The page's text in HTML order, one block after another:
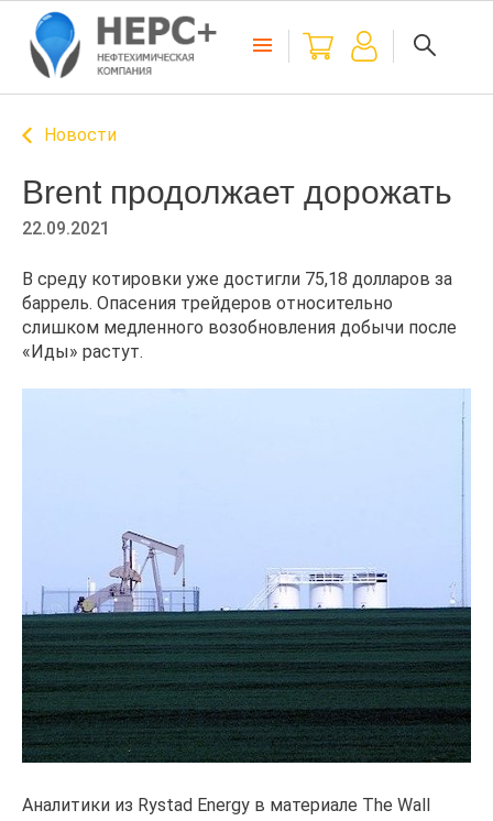
Новости
Brent продолжает дорожать
22.09.2021
В среду котировки уже достигли 75,18 долларов за
баррель. Опасения трейдеров относительно
слишком медленного возобновления добычи после
«Иды» растут.
Аналитики из Rystad Energy в материале The Wall